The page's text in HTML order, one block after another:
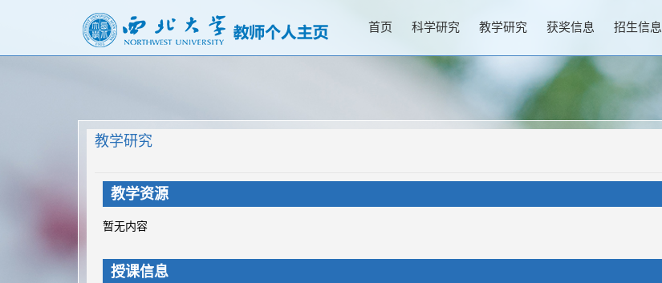
首页 科学研究 教学研究 获奖信息 招生信息
教学研究
教学资源
暂无内容
授课信息